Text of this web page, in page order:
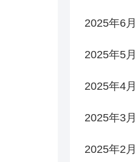
2025年6月
2025年5月
2025年4月
2025年3月
2025年2月